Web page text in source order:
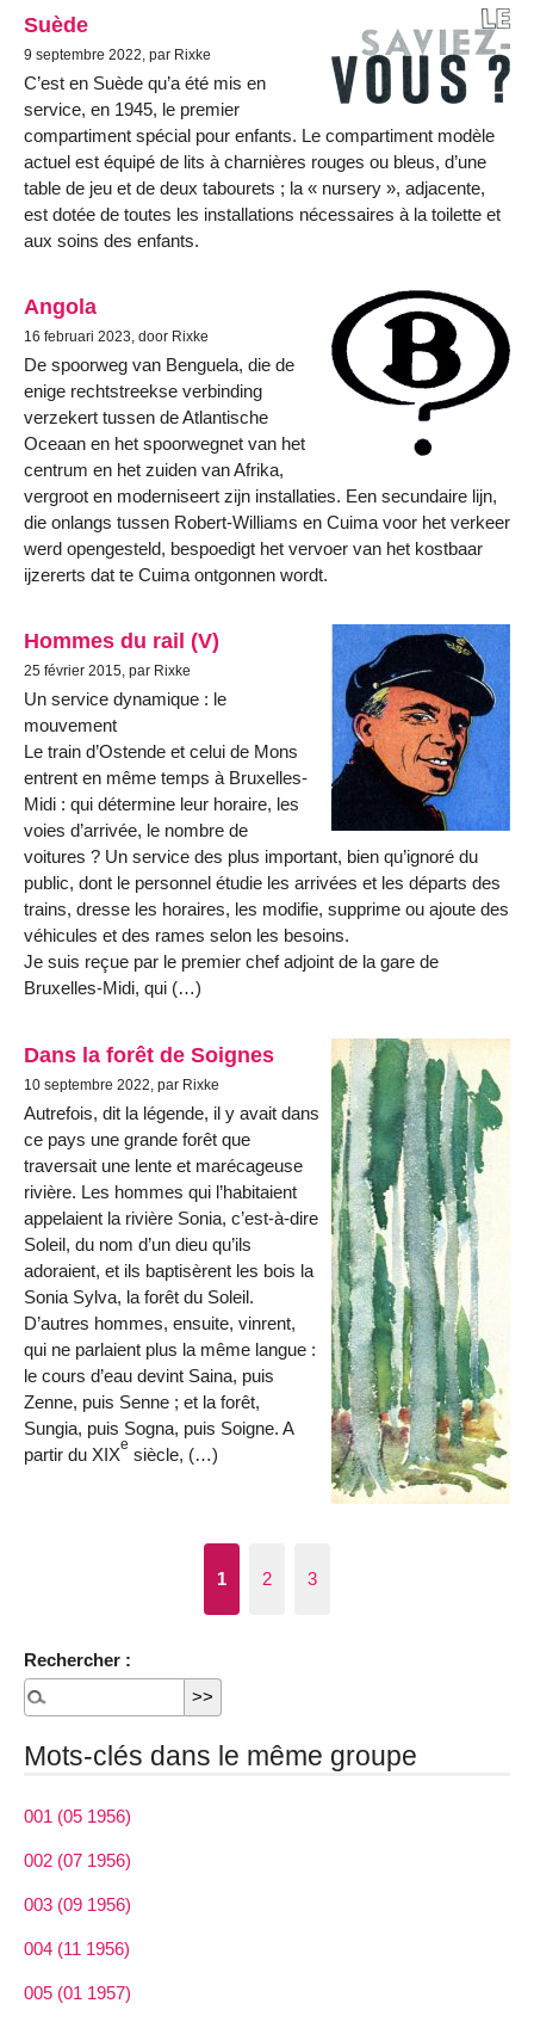
Suède
9 septembre 2022, par Rixke
C’est en Suède qu’a été mis en
service, en 1945, le premier
compartiment spécial pour enfants. Le compartiment modèle
actuel est équipé de lits à charnières rouges ou bleus, d’une
table de jeu et de deux tabourets ; la « nursery », adjacente,
est dotée de toutes les installations nécessaires à la toilette et
aux soins des enfants.
Angola
16 februari 2023, door Rixke
De spoorweg van Benguela, die de
enige rechtstreekse verbinding
verzekert tussen de Atlantische
Oceaan en het spoorwegnet van het
centrum en het zuiden van Afrika,
vergroot en moderniseert zijn installaties. Een secundaire lijn,
die onlangs tussen Robert-Williams en Cuima voor het verkeer
werd opengesteld, bespoedigt het vervoer van het kostbaar
ijzererts dat te Cuima ontgonnen wordt.
Hommes du rail (V)
25 février 2015, par Rixke
Un service dynamique : le
mouvement
Le train d’Ostende et celui de Mons
entrent en même temps à Bruxelles-
Midi : qui détermine leur horaire, les
voies d’arrivée, le nombre de
voitures ? Un service des plus important, bien qu’ignoré du
public, dont le personnel étudie les arrivées et les départs des
trains, dresse les horaires, les modifie, supprime ou ajoute des
véhicules et des rames selon les besoins.
Je suis reçue par le premier chef adjoint de la gare de
Bruxelles-Midi, qui (…)
Dans la forêt de Soignes
10 septembre 2022, par Rixke
Autrefois, dit la légende, il y avait dans
ce pays une grande forêt que
traversait une lente et marécageuse
rivière. Les hommes qui l’habitaient
appelaient la rivière Sonia, c’est-à-dire
Soleil, du nom d’un dieu qu’ils
adoraient, et ils baptisèrent les bois la
Sonia Sylva, la forêt du Soleil.
D’autres hommes, ensuite, vinrent,
qui ne parlaient plus la même langue :
le cours d’eau devint Saina, puis
Zenne, puis Senne ; et la forêt,
Sungia, puis Sogna, puis Soigne. A
partir du XIXe siècle, (…)
1 2 3
Rechercher :
Mots-clés dans le même groupe
001 (05 1956)
002 (07 1956)
003 (09 1956)
004 (11 1956)
005 (01 1957)